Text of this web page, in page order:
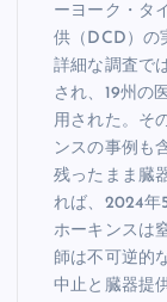
ーヨーク・タ
供（DCD）の
詳細な調査で
され、19州の
用された。そ
ンスの事例も
残ったまま臓
れば、2024年
ホーキンスは
師は不可逆的
中止と臓器提